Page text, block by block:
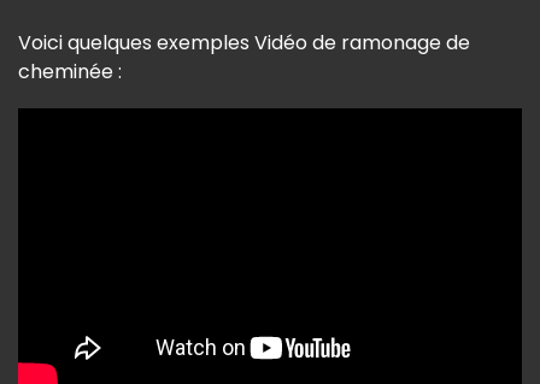
Voici quelques exemples Vidéo de ramonage de
cheminée :